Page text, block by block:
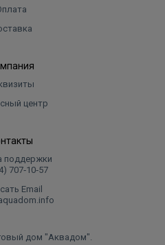
центр
поддержки
707‑10‑57
Email
дом "Аквадом".